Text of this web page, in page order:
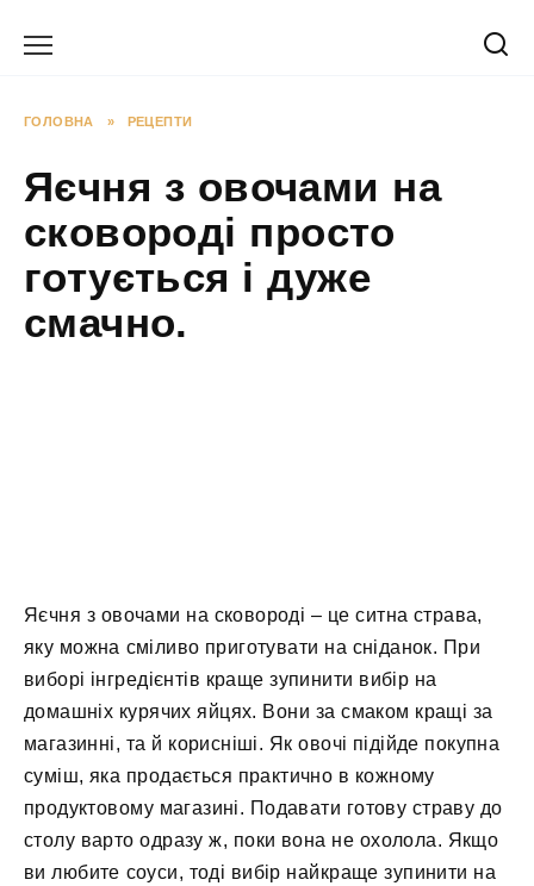
ГОЛОВНА » РЕЦЕПТИ
Яєчня з овочами на
сковороді просто
готується і дуже
смачно.
Яєчня з овочами на сковороді – це ситна страва,
яку можна сміливо приготувати на сніданок. При
виборі інгредієнтів краще зупинити вибір на
домашніх курячих яйцях. Вони за смаком кращі за
магазинні, та й корисніші. Як овочі підійде покупна
суміш, яка продається практично в кожному
продуктовому магазині. Подавати готову страву до
столу варто одразу ж, поки вона не охолола. Якщо
ви любите соуси, тоді вибір найкраще зупинити на